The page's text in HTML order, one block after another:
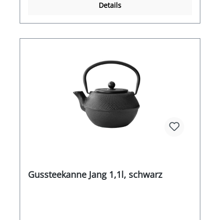
Details
Gussteekanne Jang 1,1l, schwarz